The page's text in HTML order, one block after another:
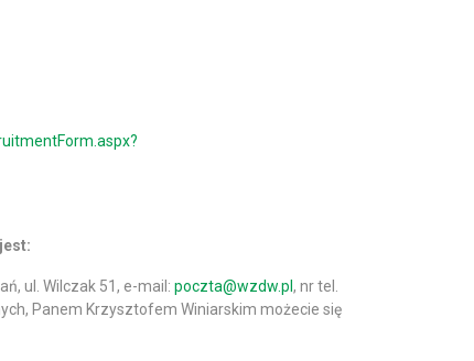
ul. Wilczak 51, e-mail: poczta@wzdw.pl , nr tel.
Panem Krzysztofem Winiarskim możecie się